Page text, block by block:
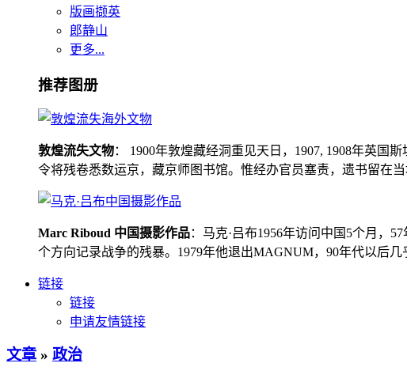
版画撷英
郎静山
更多...
推荐图册
敦煌流失文物： 1900年敦煌藏经洞重见天日，1907, 1908年英国
令将残卷悉数运京，藏京师图书馆。惟经办官员塞责，遗书留在
Marc Riboud 中国摄影作品：马克·吕布1956年访问中国5个月，
个方向记录战争的残暴。1979年他退出MAGNUM，90年代以后几
链接
链接
申请友情链接
文章 » 政治